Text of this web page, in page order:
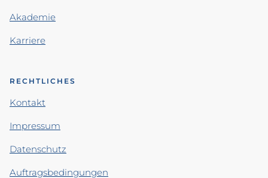
Akademie
Karriere
RECHTLICHES
Kontakt
Impressum
Datenschutz
Auftragsbedingungen